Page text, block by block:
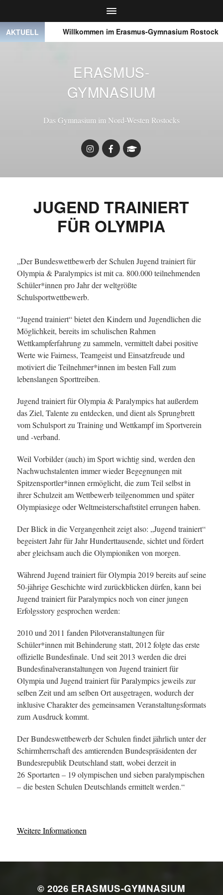
AKTUELL
● ● ● Willkommen im Erasmus-Gymnasium Rostock
ERASMUS-
GYMNASIUM
Das Gymnasium im Nord-Westen Rostocks
JUGEND TRAINIERT
FÜR OLYMPIA
„Der Bundeswettbewerb der Schulen Jugend trainiert für
Olympia & Paralympics ist mit ca. 800.000 teilnehmenden
Schüler*innen pro Jahr der weltgrößte
Schulsportwettbewerb.
“Jugend trainiert“ bietet den Kindern und Jugendlichen die
Möglichkeit, bereits im schulischen Rahmen
Wettkampferfahrung zu sammeln, vermittelt dabei positive
Werte wie Fairness, Teamgeist und Einsatzfreude und
motiviert die Teilnehmer*innen im besten Fall zum
lebenslangen Sporttreiben.
Jugend trainiert für Olympia & Paralympics hat außerdem
das Ziel, Talente zu entdecken, und dient als Sprungbrett
vom Schulsport zu Training und Wettkampf im Sportverein
und -verband.
Weil Vorbilder (auch) im Sport wichtig sind, werden den
Nachwuchstalenten immer wieder Begegnungen mit
Spitzensportler*innen ermöglicht, die zum Teil selbst in
ihrer Schulzeit am Wettbewerb teilgenommen und später
Olympiasiege oder Weltmeisterschaftstitel errungen haben.
Der Blick in die Vergangenheit zeigt also: „Jugend trainiert“
begeistert Jahr für Jahr Hunderttausende, sichtet und fördert
aber gleichsam auch die Olympioniken von morgen.
Während Jugend trainiert für Olympia 2019 bereits auf seine
50-jährige Geschichte wird zurückblicken dürfen, kann bei
Jugend trainiert für Paralympics noch von einer jungen
Erfolgsstory gesprochen werden:
2010 und 2011 fanden Pilotveranstaltungen für
Schüler*innen mit Behinderung statt, 2012 folgte das erste
offizielle Bundesfinale. Und seit 2013 werden die drei
Bundesfinalveranstaltungen von Jugend trainiert für
Olympia und Jugend trainiert für Paralympics jeweils zur
selben Zeit und am selben Ort ausgetragen, wodurch der
inklusive Charakter des gemeinsamen Veranstaltungsformats
zum Ausdruck kommt.
Der Bundeswettbewerb der Schulen findet jährlich unter der
Schirmherrschaft des amtierenden Bundespräsidenten der
Bundesrepublik Deutschland statt, wobei derzeit in
26 Sportarten – 19 olympischen und sieben paralympischen
– die besten Schulen Deutschlands ermittelt werden.“
Weitere Informationen
© 2026 ERASMUS-GYMNASIUM